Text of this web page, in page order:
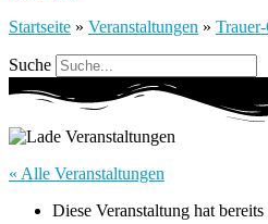
Startseite » Veranstaltungen »
Suche
« Alle Veranstaltungen
Diese Veranstaltung hat